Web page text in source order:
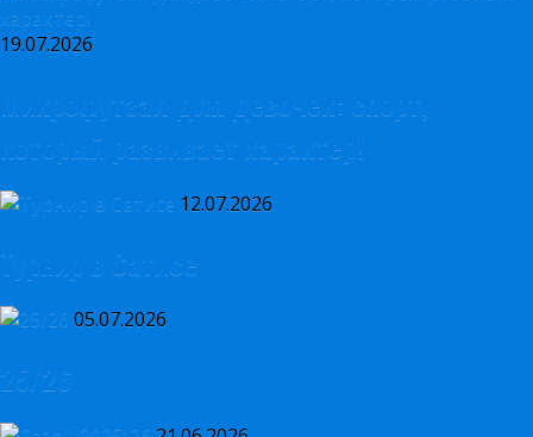
19.07.2026
Микрофутзал для девочек: спорт,
который развивает характер!
12.07.2026
Турнир в Сатисе
05.07.2026
25/26